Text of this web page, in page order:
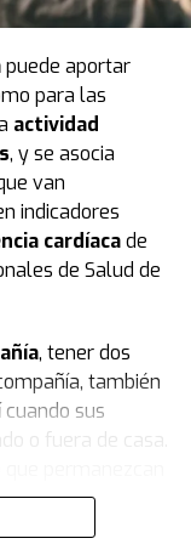
italiana,
fuedividir a
abrieron su
De esa
grupos
octavo grado —
quienes
coincidiendo
autónomo en
aquellos que
por no contar
longitudinal, así
dado que
de la
puede aportar
para las
actividad
, y se asocia
van
indicadores
cardíacade
de Salud de
, tener dos
también
cuando sus
o fuera de casa.